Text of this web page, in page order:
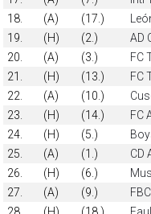
18.
(A) (17.)
19.
(H) (2.) AD
20.
(A) (3.) FC
21.
(H) (13.) FC
22.
(A) (10.)
23.
(H) (14.) FC
24.
(H) (5.)
25.
(A) (1.) CD
26.
(H) (6.)
27.
(A) (9.)
28.
(H) (18.)